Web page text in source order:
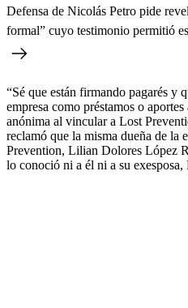
Defensa de Nicolás Petro pide
formal” cuyo testimonio permitió
“Sé que están firmando pagarés y
empresa como préstamos o
anónima al vincular a Lost
reclamó que la misma dueña de la
Prevention, Lilian Dolores López
lo conoció ni a él ni a su exesposa,